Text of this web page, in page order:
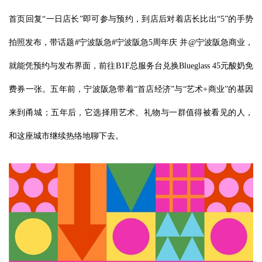
首页回复“一日店长”即可参与预约，到店后对着店长比出“5”的手势
拍照发布，带话题#宁波阪急#宁波阪急5周年庆 并@宁波阪急商业，
就能凭预约与发布界面，前往B1F总服务台兑换Blueglass 45元酸奶免
费券一张。五年前，宁波阪急带着“首店经济”与“艺术+商业”的基因
来到甬城；五年后，它选择用艺术、礼物与一群值得被看见的人，
和这座城市继续热络地聊下去。